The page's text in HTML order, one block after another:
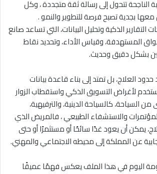
الناجحة تتحول إلى رسالة ثقة متجددة ، وكل
بجدية تصبح فرصة للتطوير والنمو .
الذكية وتحليل البيانات، التي تساعد صانع
المستهدفة، وقياس الأداء، وتحديد نقاط
بشكل دقيق وحديث.
العلاج، بل تمتد إلى بناء قاعدة بيانات
لأغراض التسويق الذكي واستقطاب الزوار
السياحة، كالسياحة الدينية، والترفيهية،
والاستشفاء الطبيعي ، فالمريض الذي
يمكن أن يعود غدًا سائحًا أو مستثمرًا أو حتى
عن المملكة إلى محيطه الاجتماعي والمهني.
اليوم في هذا الملف يعكس فهمًا عميقًا